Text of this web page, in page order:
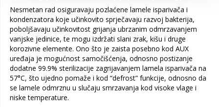
Nesmetan rad osiguravaju pozlaćene lamele isparivača i
kondenzatora koje učinkovito sprječavaju razvoj bakterija,
poboljšavaju učinkovitost grijanja ubrzanim odmrzavanjem
vanjske jedinice, te mogu izdržati slani zrak, kišu i druge
korozivne elemente. Ono što je zaista posebno kod AUX
uređaja je mogućnost samočišćenja, odnosno postizanje
dodatne 99.9% sterilizacije zagrijavanjem lamela isparivača na
57°C, što ujedno pomaže i kod “defrost” funkcije, odnosno da
se lamele odmrznu u slučaju smrzavanja kod visoke vlage i
niske temperature.